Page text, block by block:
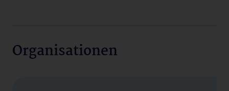
Organisationen